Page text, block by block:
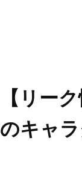
【リー
のキャ